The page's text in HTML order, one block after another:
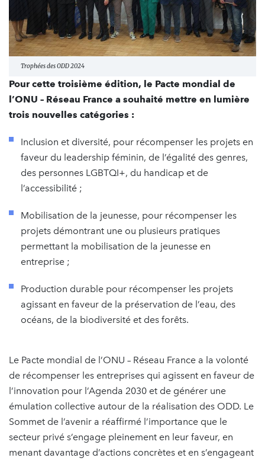
Trophées des ODD 2024
Pour cette troisième édition, le Pacte mondial de
l’ONU – Réseau France a souhaité mettre en lumière
trois nouvelles catégories :
Inclusion et diversité, pour récompenser les projets en
faveur du leadership féminin, de l’égalité des genres,
des personnes LGBTQI+, du handicap et de
l’accessibilité ;
Mobilisation de la jeunesse, pour récompenser les
projets démontrant une ou plusieurs pratiques
permettant la mobilisation de la jeunesse en
entreprise ;
Production durable pour récompenser les projets
agissant en faveur de la préservation de l’eau, des
océans, de la biodiversité et des forêts.
Le Pacte mondial de l’ONU – Réseau France a la volonté
de récompenser les entreprises qui agissent en faveur de
l’innovation pour l’Agenda 2030 et de générer une
émulation collective autour de la réalisation des ODD. Le
Sommet de l’avenir a réaffirmé l’importance que le
secteur privé s’engage pleinement en leur faveur, en
menant davantage d’actions concrètes et en s’engageant